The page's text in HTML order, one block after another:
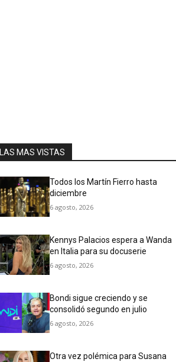
LAS MAS VISTAS
Todos los Martín Fierro hasta
diciembre
6 agosto, 2026
Kennys Palacios espera a Wanda
en Italia para su docuserie
6 agosto, 2026
Bondi sigue creciendo y se
consolidó segundo en julio
6 agosto, 2026
Otra vez polémica para Susana